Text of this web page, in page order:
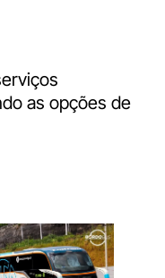
as opções de